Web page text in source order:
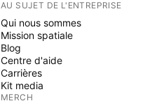
AU SUJET DE L'ENTREPRISE
Qui nous sommes
Mission spatiale
Blog
Centre d'aide
Carrières
Kit media
MERCH